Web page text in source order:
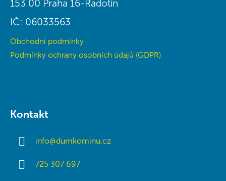
153 00 Praha 16-Radotín
IČ: 06033563
Obchodní podmínky
Podmínky ochrany osobních údajů (GDPR)
Kontakt
info@dumkominu.cz
725 307 697